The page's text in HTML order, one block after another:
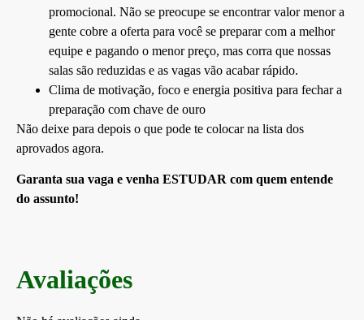
promocional. Não se preocupe se encontrar valor menor a
gente cobre a oferta para você se preparar com a melhor
equipe e pagando o menor preço, mas corra que nossas
salas são reduzidas e as vagas vão acabar rápido.
Clima de motivação, foco e energia positiva para fechar a
preparação com chave de ouro
Não deixe para depois o que pode te colocar na lista dos
aprovados agora.
Garanta sua vaga e venha ESTUDAR com quem entende
do assunto!
Avaliações